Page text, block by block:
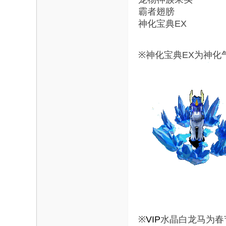
霸者翅
神化宝典
※神化宝典EX为神化
※VIP水晶白龙马为春